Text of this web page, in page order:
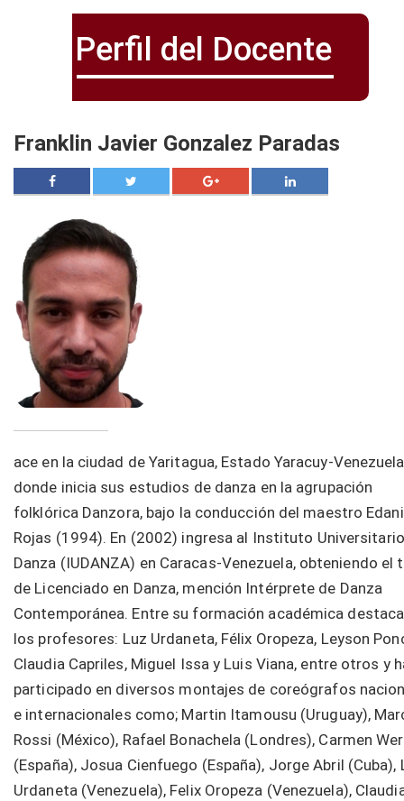
Perfil del Docente
Franklin Javier Gonzalez Paradas
ace en la ciudad de Yaritagua, Estado Yaracuy-
donde inicia sus estudios de danza en la agrupación
folklórica Danzora, bajo la conducción del maestro
Rojas (1994). En (2002) ingresa al Instituto
Danza (IUDANZA) en Caracas-Venezuela, obteniendo el
de Licenciado en Danza, mención Intérprete de Danza
Contemporánea. Entre su formación académica
los profesores: Luz Urdaneta, Félix Oropeza, Leyson
Claudia Capriles, Miguel Issa y Luis Viana, entre otros y
participado en diversos montajes de coreógrafos
e internacionales como; Martin Itamousu (Uruguay),
Rossi (México), Rafael Bonachela (Londres), Carmen
(España), Josua Cienfuego (España), Jorge Abril (Cuba),
Urdaneta (Venezuela), Felix Oropeza (Venezuela),